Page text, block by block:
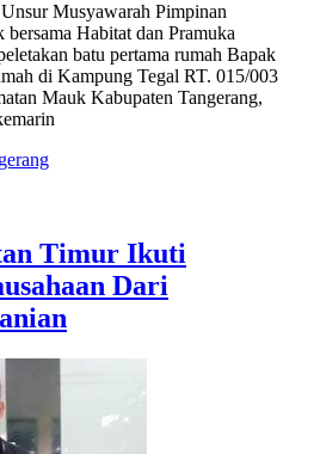
Musyawarah Pimpinan
Habitat dan Pramuka
batu pertama rumah Bapak
di Kampung Tegal RT. 015/003
Mauk Kabupaten Tangerang,
Timur Ikuti
Dari